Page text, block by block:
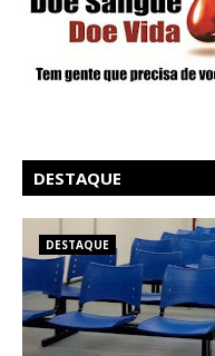
DESTAQUE
DESTAQUE